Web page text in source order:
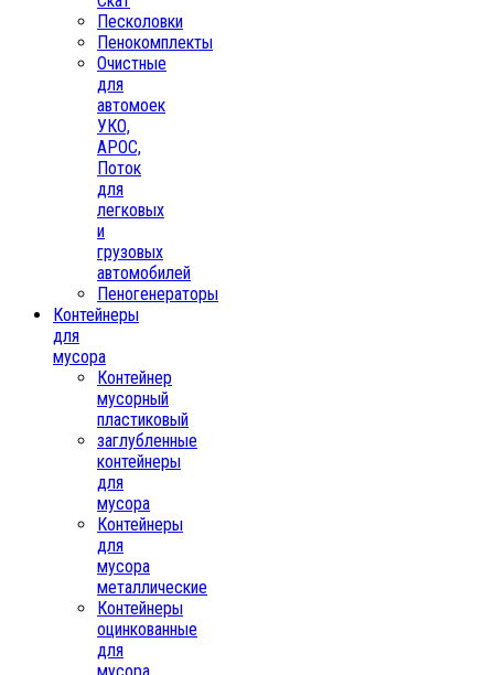
Песколовки
Пенокомплекты
Очистные
для
автомоек
УКО,
АРОС,
Поток
для
легковых
и
грузовых
автомобилей
Пеногенераторы
Контейнеры
для
мусора
Контейнер
мусорный
пластиковый
заглубленные
контейнеры
для
мусора
Контейнеры
для
мусора
металлические
Контейнеры
оцинкованные
для
мусора